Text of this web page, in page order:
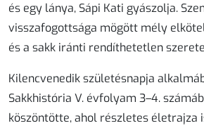
és egy lánya, Sápi Kati gyászolja.
visszafogottsága mögött mély
és a sakk iránti rendíthetetlen
Kilencvenedik születésnapja
Sakkhistória V. évfolyam 3–4.
köszöntötte, ahol részletes életrajza